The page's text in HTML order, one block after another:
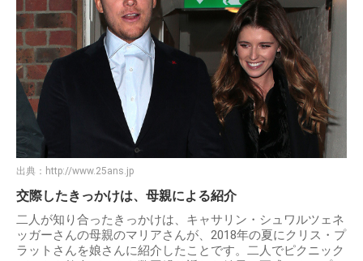
出典： http://www.25ans.jp
交際したきっかけは、母親による紹介
二人が知り合ったきっかけは、キャサリン・シュワルツェネ
ッガーさんの母親のマリアさんが、2018年の夏にクリス・プ
ラットさんを娘さんに紹介したことです。二人でピクニック